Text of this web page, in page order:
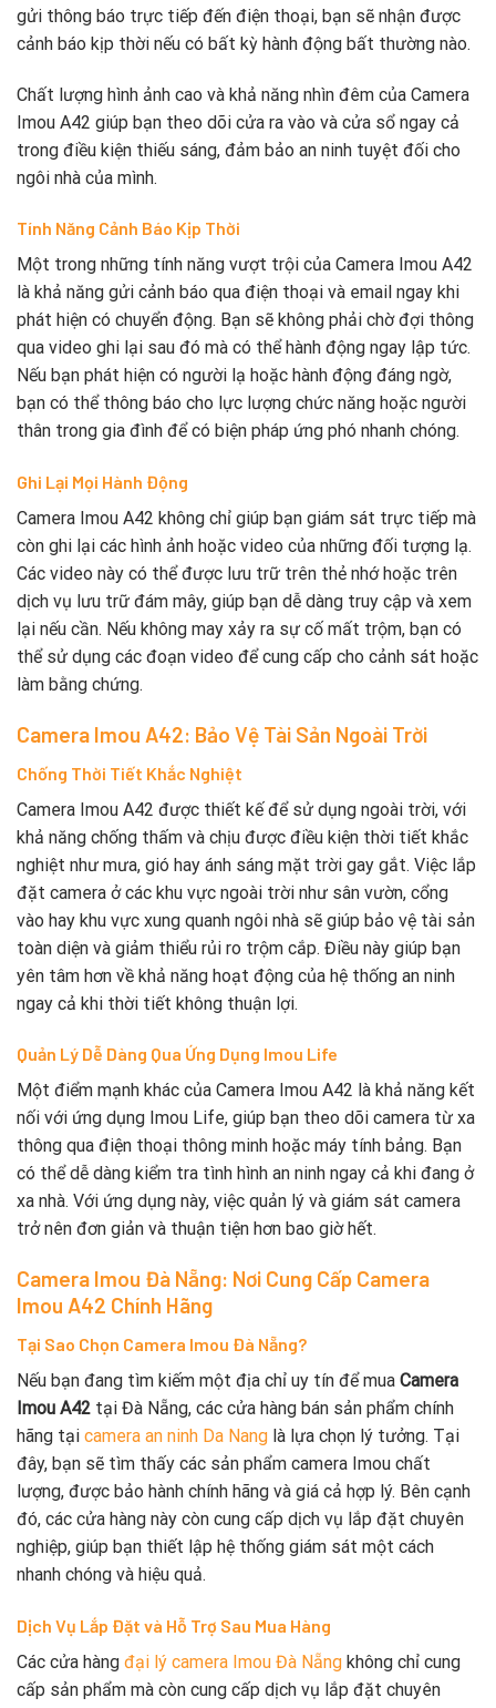
gửi thông báo trực tiếp đến điện thoại, bạn sẽ nhận được
cảnh báo kịp thời nếu có bất kỳ hành động bất thường nào.
Chất lượng hình ảnh cao và khả năng nhìn đêm của Camera
Imou A42 giúp bạn theo dõi cửa ra vào và cửa sổ ngay cả
trong điều kiện thiếu sáng, đảm bảo an ninh tuyệt đối cho
ngôi nhà của mình.
Tính Năng Cảnh Báo Kịp Thời
Một trong những tính năng vượt trội của Camera Imou A42
là khả năng gửi cảnh báo qua điện thoại và email ngay khi
phát hiện có chuyển động. Bạn sẽ không phải chờ đợi thông
qua video ghi lại sau đó mà có thể hành động ngay lập tức.
Nếu bạn phát hiện có người lạ hoặc hành động đáng ngờ,
bạn có thể thông báo cho lực lượng chức năng hoặc người
thân trong gia đình để có biện pháp ứng phó nhanh chóng.
Ghi Lại Mọi Hành Động
Camera Imou A42 không chỉ giúp bạn giám sát trực tiếp mà
còn ghi lại các hình ảnh hoặc video của những đối tượng lạ.
Các video này có thể được lưu trữ trên thẻ nhớ hoặc trên
dịch vụ lưu trữ đám mây, giúp bạn dễ dàng truy cập và xem
lại nếu cần. Nếu không may xảy ra sự cố mất trộm, bạn có
thể sử dụng các đoạn video để cung cấp cho cảnh sát hoặc
làm bằng chứng.
Camera Imou A42: Bảo Vệ Tài Sản Ngoài Trời
Chống Thời Tiết Khắc Nghiệt
Camera Imou A42 được thiết kế để sử dụng ngoài trời, với
khả năng chống thấm và chịu được điều kiện thời tiết khắc
nghiệt như mưa, gió hay ánh sáng mặt trời gay gắt. Việc lắp
đặt camera ở các khu vực ngoài trời như sân vườn, cổng
vào hay khu vực xung quanh ngôi nhà sẽ giúp bảo vệ tài sản
toàn diện và giảm thiểu rủi ro trộm cắp. Điều này giúp bạn
yên tâm hơn về khả năng hoạt động của hệ thống an ninh
ngay cả khi thời tiết không thuận lợi.
Quản Lý Dễ Dàng Qua Ứng Dụng Imou Life
Một điểm mạnh khác của Camera Imou A42 là khả năng kết
nối với ứng dụng Imou Life, giúp bạn theo dõi camera từ xa
thông qua điện thoại thông minh hoặc máy tính bảng. Bạn
có thể dễ dàng kiểm tra tình hình an ninh ngay cả khi đang ở
xa nhà. Với ứng dụng này, việc quản lý và giám sát camera
trở nên đơn giản và thuận tiện hơn bao giờ hết.
Camera Imou Đà Nẵng: Nơi Cung Cấp Camera
Imou A42 Chính Hãng
Tại Sao Chọn Camera Imou Đà Nẵng?
Nếu bạn đang tìm kiếm một địa chỉ uy tín để mua Camera
Imou A42 tại Đà Nẵng, các cửa hàng bán sản phẩm chính
hãng tại camera an ninh Da Nang là lựa chọn lý tưởng. Tại
đây, bạn sẽ tìm thấy các sản phẩm camera Imou chất
lượng, được bảo hành chính hãng và giá cả hợp lý. Bên cạnh
đó, các cửa hàng này còn cung cấp dịch vụ lắp đặt chuyên
nghiệp, giúp bạn thiết lập hệ thống giám sát một cách
nhanh chóng và hiệu quả.
Dịch Vụ Lắp Đặt và Hỗ Trợ Sau Mua Hàng
Các cửa hàng đại lý camera Imou Đà Nẵng không chỉ cung
cấp sản phẩm mà còn cung cấp dịch vụ lắp đặt chuyên